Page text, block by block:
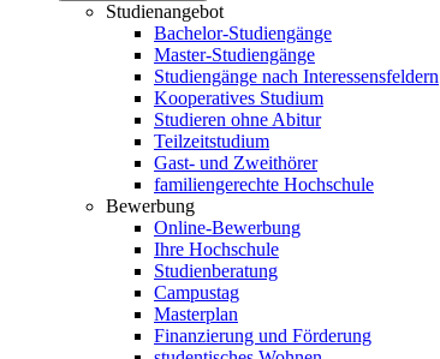
Studienangebot
Bachelor-Studiengänge
Master-Studiengänge
Studiengänge nach Interessensfeldern
Kooperatives Studium
Studieren ohne Abitur
Teilzeitstudium
Gast- und Zweithörer
familiengerechte Hochschule
Bewerbung
Online-Bewerbung
Ihre Hochschule
Studienberatung
Campustag
Masterplan
Finanzierung und Förderung